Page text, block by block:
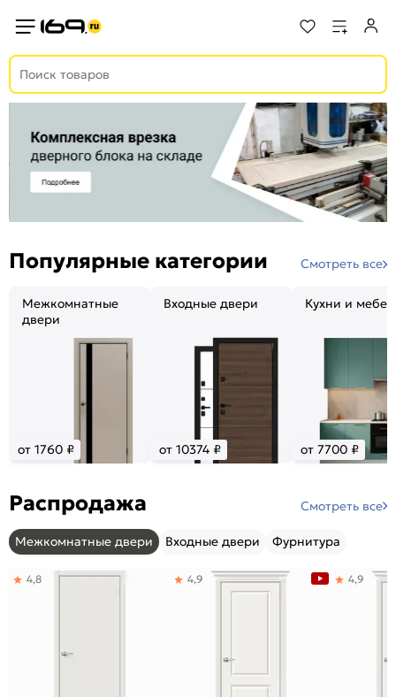
Популярные категории Смотреть все
Межкомнатные
двери
от 1760 ₽
Входные двери
от 10374 ₽
Кухни и
от 7700 ₽
Распродажа Смотреть все
Межкомнатные двери Входные двери Фурнитура
4,8 4,9 4,9